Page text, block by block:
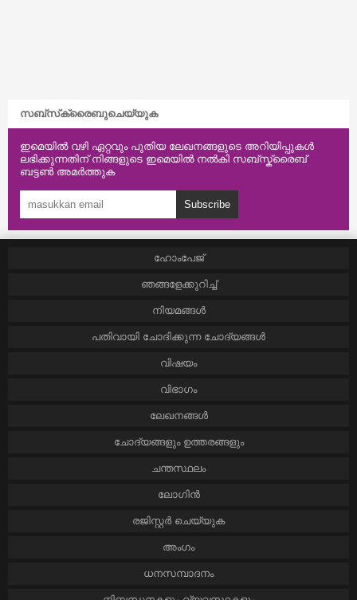
സബ്‌സ്‌ക്രൈബുചെയ്യുക
ഇമെയിൽ വഴി ഏറ്റവും പുതിയ ലേഖനങ്ങളുടെ അറിയിപ്പുകൾ
ലഭിക്കുന്നതിന് നിങ്ങളുടെ ഇമെയിൽ നൽകി സബ്സ്ക്രൈബ്
ബട്ടൺ അമർത്തുക
Subscribe
ഹോം‌പേജ്
ഞങ്ങളേക്കുറിച്ച്
നിയമങ്ങൾ
പതിവായി ചോദിക്കുന്ന ചോദ്യങ്ങൾ
വിഷയം
വിഭാഗം
ലേഖനങ്ങൾ
ചോദ്യങ്ങളും ഉത്തരങ്ങളും
ചന്തസ്ഥലം
ലോഗിൻ
രജിസ്റ്റർ ചെയ്യുക
അംഗം
ധനസമ്പാദനം